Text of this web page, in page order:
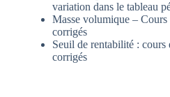
variation dans le tableau
Masse volumique – Cours
corrigés
Seuil de rentabilité : cours
corrigés